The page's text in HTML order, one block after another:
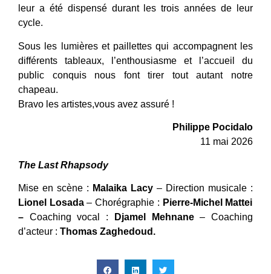
leur a été dispensé durant les trois années de leur
cycle.
Sous les lumières et paillettes qui accompagnent les
différents tableaux, l’enthousiasme et l’accueil du
public conquis nous font tirer tout autant notre
chapeau.
Bravo les artistes,vous avez assuré !
Philippe Pocidalo
11 mai 2026
The Last Rhapsody
Mise en scène : Malaika Lacy – Direction musicale :
Lionel Losada– Chorégraphie : Pierre-Michel Mattei
– Coaching vocal : Djamel Mehnane– Coaching
d’acteur : Thomas Zaghedoud.